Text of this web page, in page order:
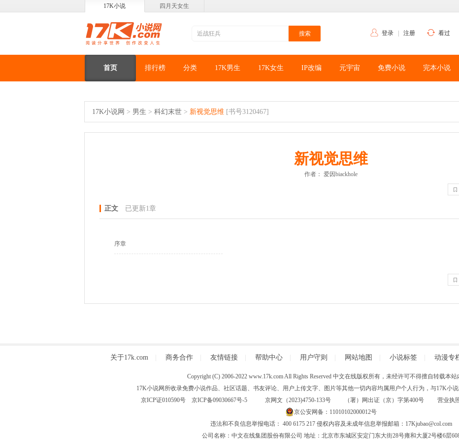
17K小说 四月天女生
登录 注册 看过
首页 排行榜 分类 17K男生 17K女生 IP改编 元宇宙 免费小说 完本小说
17K小说网 > 男生 > 科幻末世 > 新视觉思维 [书号3120467]
新视觉思维
作者： 爱因biackhole
正文 已更新1章
序章
关于17k.com 商务合作 友情链接 帮助中心 用户守则 网站地图 小说标签 动漫专
Copyright (C) 2006-2022 www.17k.com All Rights Reserved 中文在线版权所有，未经许可不得擅自转载本站
17K小说网所收录免费小说作品、社区话题、书友评论、用户上传文字、图片等其他一切内容均属用户个人行为，与17K小说
京ICP证010590号 京ICP备09030667号-5京网文（2023)4750-133号 （署）网出证（京）字第400号 营业执
京公安网备：11010102000012号
违法和不良信息举报电话： 400 6175 217 侵权内容及未成年信息举报邮箱：17Kjubao@col.com
公司名称：中文在线集团股份有限公司 地址：北京市东城区安定门东大街28号雍和大厦2号楼6层